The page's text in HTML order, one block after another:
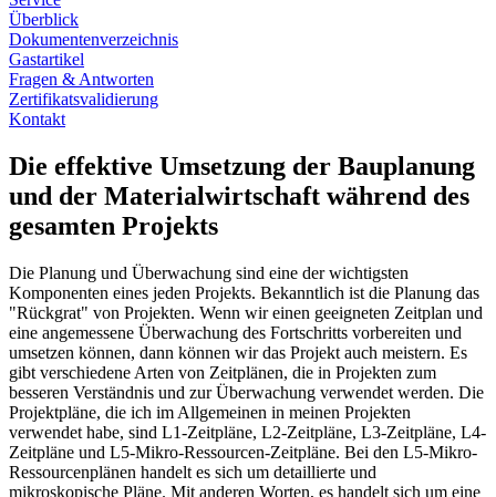
Überblick
Dokumentenverzeichnis
Gastartikel
Fragen & Antworten
Zertifikatsvalidierung
Kontakt
Die effektive Umsetzung der Bauplanung
und der Materialwirtschaft während des
gesamten Projekts
Die Planung und Überwachung sind eine der wichtigsten
Komponenten eines jeden Projekts. Bekanntlich ist die Planung das
"Rückgrat" von Projekten. Wenn wir einen geeigneten Zeitplan und
eine angemessene Überwachung des Fortschritts vorbereiten und
umsetzen können, dann können wir das Projekt auch meistern. Es
gibt verschiedene Arten von Zeitplänen, die in Projekten zum
besseren Verständnis und zur Überwachung verwendet werden. Die
Projektpläne, die ich im Allgemeinen in meinen Projekten
verwendet habe, sind L1-Zeitpläne, L2-Zeitpläne, L3-Zeitpläne, L4-
Zeitpläne und L5-Mikro-Ressourcen-Zeitpläne. Bei den L5-Mikro-
Ressourcenplänen handelt es sich um detaillierte und
mikroskopische Pläne. Mit anderen Worten, es handelt sich um eine